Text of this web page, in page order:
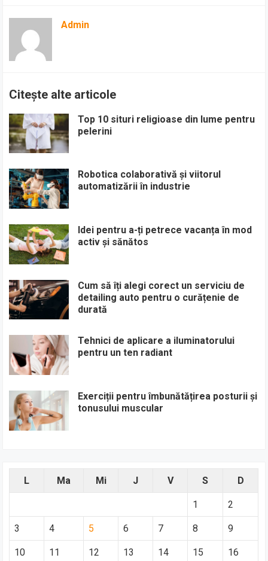
Admin
Citește alte articole
Top 10 situri religioase din lume pentru
pelerini
Robotica colaborativă și viitorul
automatizării în industrie
Idei pentru a-ți petrece vacanța în mod
activ și sănătos
Cum să îți alegi corect un serviciu de
detailing auto pentru o curățenie de
durată
Tehnici de aplicare a iluminatorului
pentru un ten radiant
Exerciții pentru îmbunătățirea posturii și
tonusului muscular
L Ma Mi J V S D
1 2
3 4 5 6 7 8 9
10 11 12 13 14 15 16